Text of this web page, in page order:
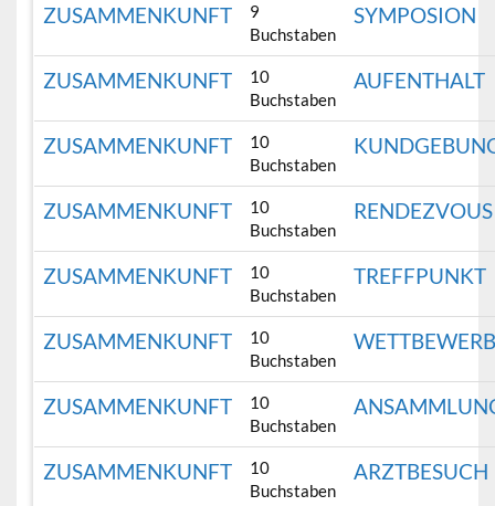
ZUSAMMENKUNFT
9
Buchstaben
SYMPOSION
ZUSAMMENKUNFT
10
Buchstaben
AUFENTHALT
ZUSAMMENKUNFT
10
Buchstaben
ZUSAMMENKUNFT
10
Buchstaben
RENDEZVOUS
ZUSAMMENKUNFT
10
Buchstaben
TREFFPUNKT
ZUSAMMENKUNFT
10
Buchstaben
ZUSAMMENKUNFT
10
Buchstaben
ZUSAMMENKUNFT
10
Buchstaben
ARZTBESUCH